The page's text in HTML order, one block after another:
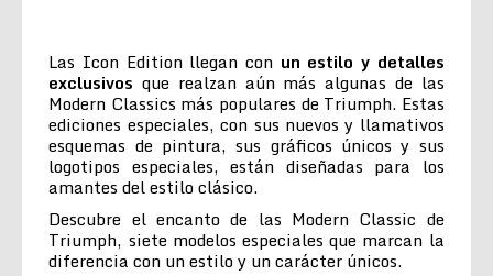
Las Icon Edition llegan con un estilo y detalles
exclusivos que realzan aún más algunas de las
Modern Classics más populares de Triumph. Estas
ediciones especiales, con sus nuevos y llamativos
esquemas de pintura, sus gráficos únicos y sus
logotipos especiales, están diseñadas para los
amantes del estilo clásico.
Descubre el encanto de las Modern Classic de
Triumph, siete modelos especiales que marcan la
diferencia con un estilo y un carácter únicos.